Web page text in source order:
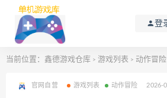
登
当前位置： 鑫德游戏仓库 > 游戏列表 > 动作冒险
官网自营 游戏列表 动作冒险 2026-